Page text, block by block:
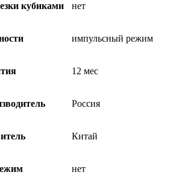
кубиками нет
импульсный режим
12 мес
Россия
Китай
нет